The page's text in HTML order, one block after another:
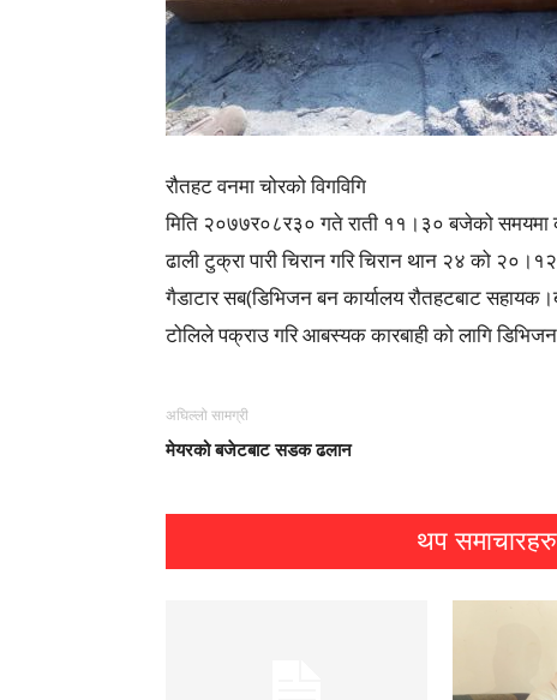
रौतहट वनमा चोरको विगविगि
मिति २०७७र०८र३० गते राती ११।३० बजेको
ढाली टुक्रा पारी चिरान गरि चिरान थान २४ को
गैडाटार सब(डिभिजन बन कार्यालय रौतहटबाट
टोलिले पक्राउ गरि आबस्यक कारबाही को लागि
अघिल्लो सामग्री
मेयरको बजेटबाट सडक ढलान
थप समाचारहरु